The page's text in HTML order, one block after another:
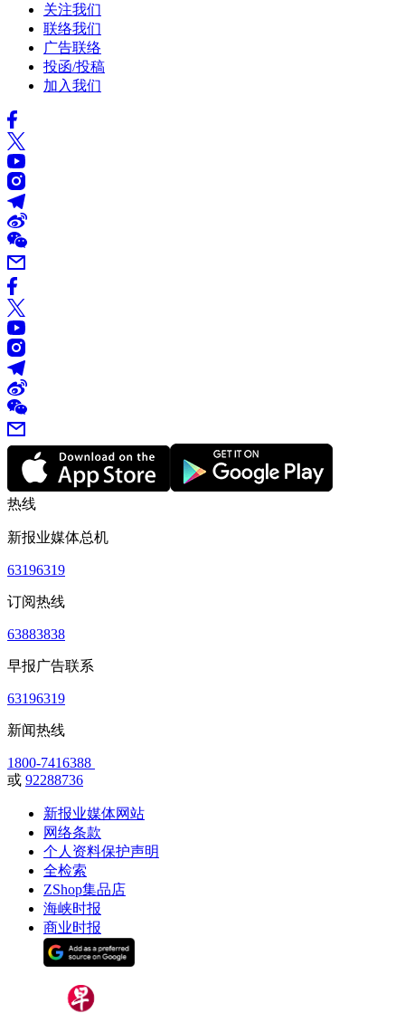
关注我们
联络我们
广告联络
投函/投稿
加入我们
热线
新报业媒体总机
63196319
订阅热线
63883838
早报广告联系
63196319
新闻热线
1800-7416388
或 92288736
新报业媒体网站
网络条款
个人资料保护声明
全检索
ZShop集品店
海峡时报
商业时报